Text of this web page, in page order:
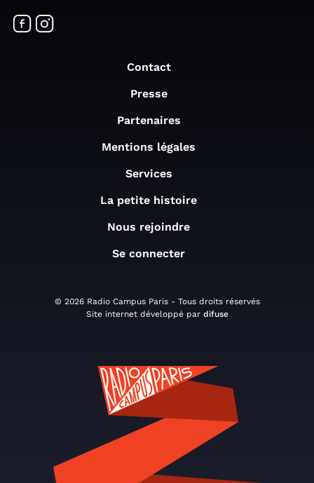
Contact
Presse
Partenaires
Mentions légales
Services
La petite histoire
Nous rejoindre
Se connecter
© 2026 Radio Campus Paris - Tous droits réservés
Site internet développé par difuse